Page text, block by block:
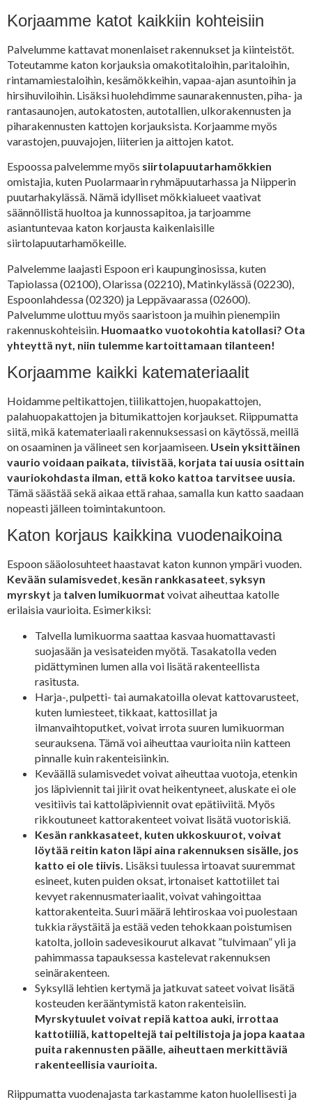
Korjaamme katot kaikkiin kohteisiin
Palvelumme kattavat monenlaiset rakennukset ja kiinteistöt.
Toteutamme katon korjauksia omakotitaloihin, paritaloihin,
rintamamiestaloihin, kesämökkeihin, vapaa-ajan asuntoihin ja
hirsihuviloihin. Lisäksi huolehdimme saunarakennusten, piha- ja
rantasaunojen, autokatosten, autotallien, ulkorakennusten ja
piharakennusten kattojen korjauksista. Korjaamme myös
varastojen, puuvajojen, liiterien ja aittojen katot.
Espoossa palvelemme myös siirtolapuutarhamökkien
omistajia, kuten Puolarmaarin ryhmäpuutarhassa ja Niipperin
puutarhakylässä. Nämä idylliset mökkialueet vaativat
säännöllistä huoltoa ja kunnossapitoa, ja tarjoamme
asiantuntevaa katon korjausta kaikenlaisille
siirtolapuutarhamökeille.
Palvelemme laajasti Espoon eri kaupunginosissa, kuten
Tapiolassa (02100), Olarissa (02210), Matinkylässä (02230),
Espoonlahdessa (02320) ja Leppävaarassa (02600).
Palvelumme ulottuu myös saaristoon ja muihin pienempiin
rakennuskohteisiin. Huomaatko vuotokohtia katollasi? Ota
yhteyttä nyt, niin tulemme kartoittamaan tilanteen!
Korjaamme kaikki katemateriaalit
Hoidamme peltikattojen, tiilikattojen, huopakattojen,
palahuopakattojen ja bitumikattojen korjaukset. Riippumatta
siitä, mikä katemateriaali rakennuksessasi on käytössä, meillä
on osaaminen ja välineet sen korjaamiseen. Usein yksittäinen
vaurio voidaan paikata, tiivistää, korjata tai uusia osittain
vauriokohdasta ilman, että koko kattoa tarvitsee uusia.
Tämä säästää sekä aikaa että rahaa, samalla kun katto saadaan
nopeasti jälleen toimintakuntoon.
Katon korjaus kaikkina vuodenaikoina
Espoon sääolosuhteet haastavat katon kunnon ympäri vuoden.
Kevään sulamisvedet, kesän rankkasateet, syksyn
myrskyt ja talven lumikuormat voivat aiheuttaa katolle
erilaisia vaurioita. Esimerkiksi:
Talvella lumikuorma saattaa kasvaa huomattavasti
suojasään ja vesisateiden myötä. Tasakatolla veden
pidättyminen lumen alla voi lisätä rakenteellista
rasitusta.
Harja-, pulpetti- tai aumakatoilla olevat kattovarusteet,
kuten lumiesteet, tikkaat, kattosillat ja
ilmanvaihtoputket, voivat irrota suuren lumikuorman
seurauksena. Tämä voi aiheuttaa vaurioita niin katteen
pinnalle kuin rakenteisiinkin.
Keväällä sulamisvedet voivat aiheuttaa vuotoja, etenkin
jos läpiviennit tai jiirit ovat heikentyneet, aluskate ei ole
vesitiivis tai kattoläpiviennit ovat epätiiviitä. Myös
rikkoutuneet kattorakenteet voivat lisätä vuotoriskiä.
Kesän rankkasateet, kuten ukkoskuurot, voivat
löytää reitin katon läpi aina rakennuksen sisälle, jos
katto ei ole tiivis. Lisäksi tuulessa irtoavat suuremmat
esineet, kuten puiden oksat, irtonaiset kattotiilet tai
kevyet rakennusmateriaalit, voivat vahingoittaa
kattorakenteita. Suuri määrä lehtiroskaa voi puolestaan
tukkia räystäitä ja estää veden tehokkaan poistumisen
katolta, jolloin sadevesikourut alkavat ”tulvimaan” yli ja
pahimmassa tapauksessa kastelevat rakennuksen
seinärakenteen.
Syksyllä lehtien kertymä ja jatkuvat sateet voivat lisätä
kosteuden kerääntymistä katon rakenteisiin.
Myrskytuulet voivat repiä kattoa auki, irrottaa
kattotiiliä, kattopeltejä tai peltilistoja ja jopa kaataa
puita rakennusten päälle, aiheuttaen merkittäviä
rakenteellisia vaurioita.
Riippumatta vuodenajasta tarkastamme katon huolellisesti ja